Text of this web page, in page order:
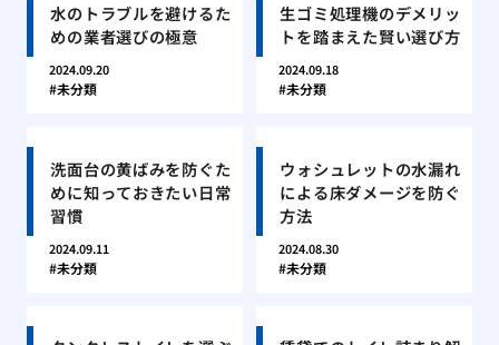
水のトラブルを避けるた
めの業者選びの極意
2024.09.20
未分類
生ゴミ処理機のデメリッ
トを踏まえた賢い選び方
2024.09.18
未分類
洗面台の黄ばみを防ぐた
めに知っておきたい日常
習慣
2024.09.11
未分類
ウォシュレットの水漏れ
による床ダメージを防ぐ
方法
2024.08.30
未分類